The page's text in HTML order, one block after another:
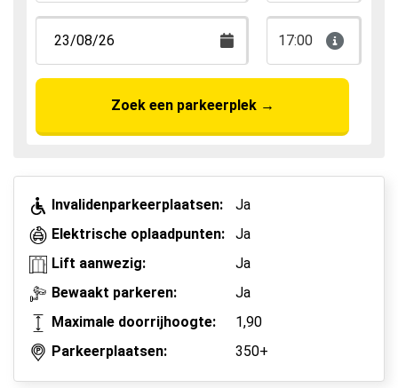
17:00
Zoek een parkeerplek→
Invalidenparkeerplaatsen:
Ja
Elektrische oplaadpunten:
Ja
Lift aanwezig:
Ja
Bewaakt parkeren:
Ja
Maximale doorrijhoogte:
1,90
Parkeerplaatsen:
350+